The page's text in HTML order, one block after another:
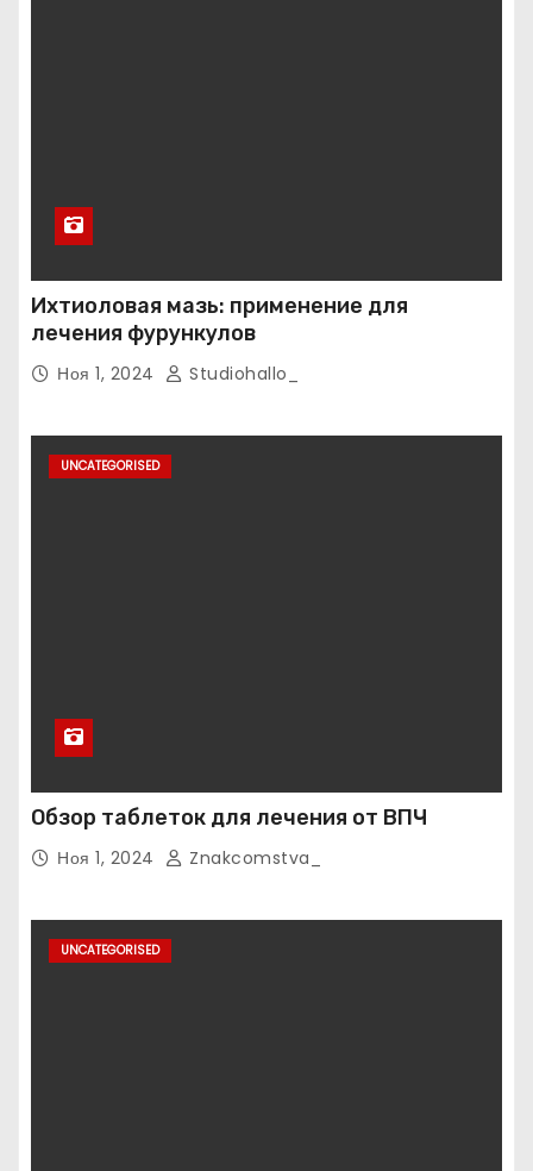
Ихтиоловая мазь: применение для
лечения фурункулов
Ноя 1, 2024 Studiohallo_
UNCATEGORISED
Обзор таблеток для лечения от ВПЧ
Ноя 1, 2024 Znakcomstva_
UNCATEGORISED